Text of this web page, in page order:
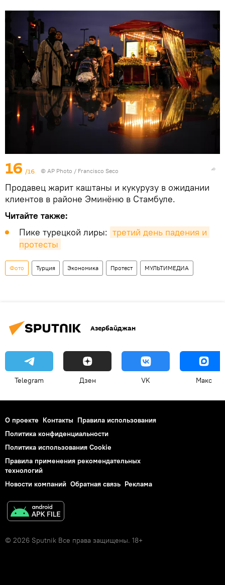
16 /16 © AP Photo / Francisco Seco
Продавец жарит каштаны и кукурузу в ожидании
клиентов в районе Эминёню в Стамбуле.
Читайте также:
Пике турецкой лиры: третий день падения и
протесты
Фото Турция Экономика Протест МУЛЬТИМЕДИА
Азербайджан
Telegram Дзен VK Макс
О проекте Контакты Правила использования
Политика конфиденциальности
Политика использования Cookie
Правила применения рекомендательных
технологий
Новости компаний Обратная связь Реклама
© 2026 Sputnik Все права защищены. 18+